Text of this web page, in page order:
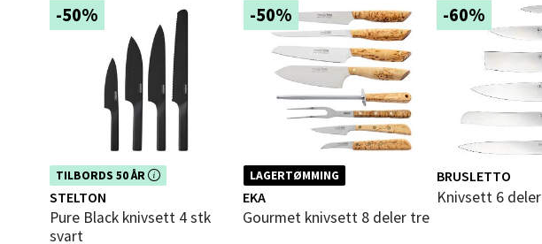
-50%
TILBORDS 50 ÅR
Dette produktet er inkludert i vår
kampanje. Benytt deg av rabatten i
dag!
STELTON
Pure Black knivsett 4 stk
svart
-50%
LAGERTØMMING
EKA
Gourmet knivsett 8 deler tre
-60%
BRUSLETTO
Knivsett 6 deler
Åpent i dag 10-20
0 i butikk
Mandal - Alti Mandal
Skarvøyveien 55, 4517 Mandal
Åpent i dag 10-20